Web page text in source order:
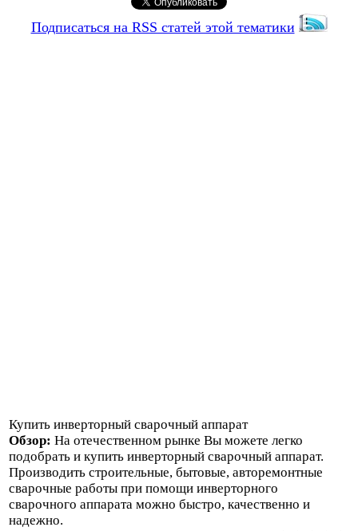
Подписаться на RSS статей этой тематики
Купить инверторный сварочный аппарат
Обзор: На отечественном рынке Вы можете легко
подобрать и купить инверторный сварочный аппарат.
Производить строительные, бытовые, авторемонтные
сварочные работы при помощи инверторного
сварочного аппарата можно быстро, качественно и
надежно.